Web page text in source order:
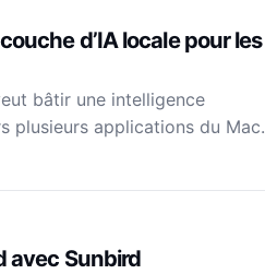
d’IA locale pour les
bâtir une intelligence
plusieurs applications du Mac.
avec Sunbird